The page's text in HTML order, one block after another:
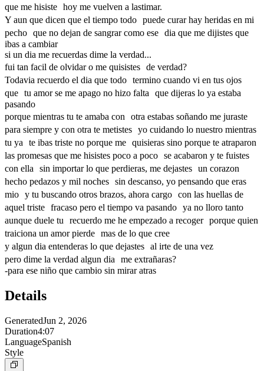
que me hisiste hoy me vuelven a lastimar.
Y aun que dicen que el tiempo todo puede curar hay heridas en mi
pecho que no dejan de sangrar como ese dia que me dijistes que
ibas a cambiar
si un dia me recuerdas dime la verdad...
fui tan facil de olvidar o me quisistes de verdad?
Todavia recuerdo el dia que todo termino cuando vi en tus ojos
que tu amor se me apago no hizo falta que dijeras lo ya estaba
pasando
porque mientras tu te amaba con otra estabas soñando me juraste
para siempre y con otra te metistes yo cuidando lo nuestro mientras
tu ya te ibas triste no porque me quisieras sino porque te atraparon
las promesas que me hisistes poco a poco se acabaron y te fuistes
con ella sin importar lo que perdieras, me dejastes un corazon
hecho pedazos y mil noches sin descanso, yo pensando que eras
mio y tu buscando otros brazos, ahora cargo con las huellas de
aquel triste fracaso pero el tiempo va pasando ya no lloro tanto
aunque duele tu recuerdo me he empezado a recoger porque quien
traiciona un amor pierde mas de lo que cree
y algun dia entenderas lo que dejastes al irte de una vez
pero dime la verdad algun dia me extrañaras?
-para ese niño que cambio sin mirar atras
Details
GeneratedJun 2, 2026
Duration4:07
LanguageSpanish
Style